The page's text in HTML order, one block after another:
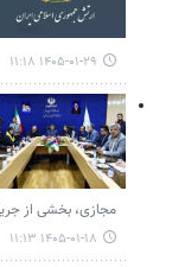
۱۴۰۵-۰۱-۲۹ ۱۱:۱۸
مجازی، بخشی از
۱۴۰۵-۰۱-۱۸ ۱۱:۱۳